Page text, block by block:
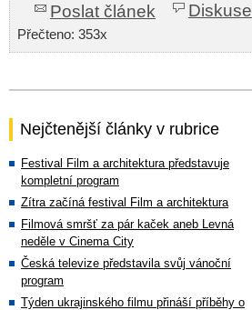
Poslat článek Diskuse
Přečteno: 353x
Nejčtenější články v rubrice
Festival Film a architektura představuje
kompletní program
Zítra začíná festival Film a architektura
Filmová smršť za pár kaček aneb Levná
neděle v Cinema City
Česká televize představila svůj vánoční
program
Týden ukrajinského filmu přináší příběhy o